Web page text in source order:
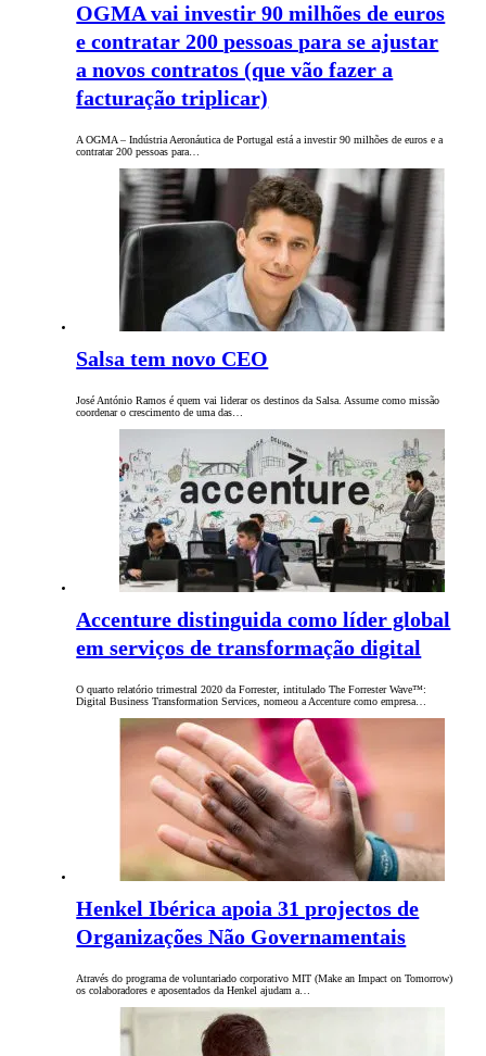
OGMA vai investir 90 milhões de euros
e contratar 200 pessoas para se ajustar
a novos contratos (que vão fazer a
facturação triplicar)
A OGMA – Indústria Aeronáutica de Portugal está a investir 90 milhões de euros e a
contratar 200 pessoas para…
Salsa tem novo CEO
José António Ramos é quem vai liderar os destinos da Salsa. Assume como missão
coordenar o crescimento de uma das…
Accenture distinguida como líder global
em serviços de transformação digital
O quarto relatório trimestral 2020 da Forrester, intitulado The Forrester Wave™:
Digital Business Transformation Services, nomeou a Accenture como empresa…
Henkel Ibérica apoia 31 projectos de
Organizações Não Governamentais
Através do programa de voluntariado corporativo MIT (Make an Impact on Tomorrow)
os colaboradores e aposentados da Henkel ajudam a…